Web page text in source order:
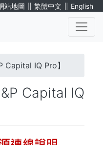
站地圖 ∥ 繁體中文 ∥ English
Capital IQ Pro】
Capital IQ